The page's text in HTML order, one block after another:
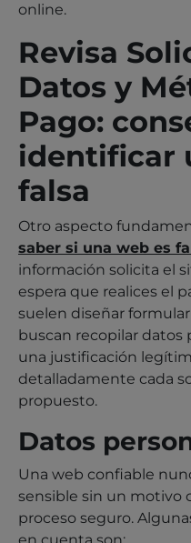
online.
Revisa
Datos y
Pago:
identificar
falsa
Otro aspecto
saber si una web es
información solicita el
espera que realices el
suelen diseñar
buscan recopilar datos
una justificación
detalladamente cada
propuesto.
Datos
Una web confiable
sensible sin un motivo
proceso seguro.